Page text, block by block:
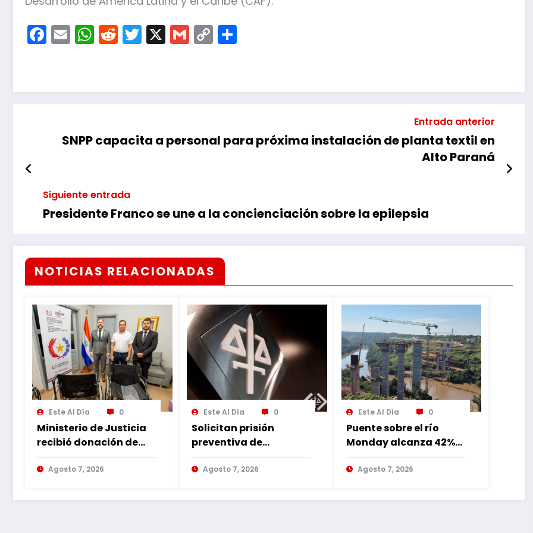
Facebook
EmailWhatsApp
Reddit
Twitter
X Gmail
Copy
Link
Entrada anterior
SNPP capacita a personal para próxima instalación de planta textil en
Alto Paraná
Siguiente entrada
Presidente Franco se une a la concienciación sobre la epilepsia
NOTICIAS RELACIONADAS
Este Al Día 0
Ministerio de Justicia
recibió donación de
sillas de ruedas para
internos vulnerables
Agosto 7, 2026
Este Al Día 0
Solicitan prisión
preventiva de
imputado por
violencia familia
Agosto 7, 2026
Este Al Día 0
Puente sobre el río
Monday alcanza 42%
de avance con
trabajos continuos
Agosto 7, 2026